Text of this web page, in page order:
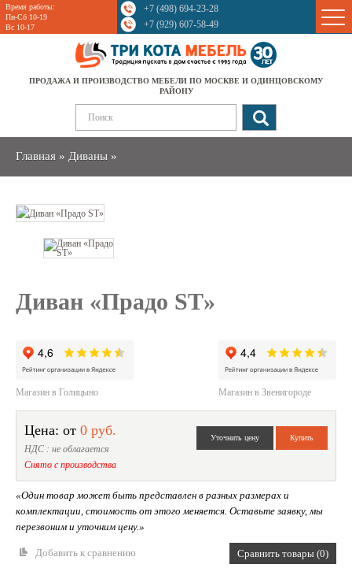
Время работы:
Пн-Сб 10-19
Вс 10-17
+7 (498) 694-23-28
+7 (929) 607-58-49
ПРОДАЖА И ПРОИЗВОДСТВО МЕБЕЛИ ПО МОСКВЕ И ОДИНЦОВСКОМУ
РАЙОНУ
Главная » Диваны »
Sale
Диван «Прадо ST»
Магазин в Голицыно Магазин в Звенигороде
Цена: от 0 руб.
НДС : не облагается
Снято с производства
«Один товар может быть представлен в разных размерах и
комплектации, стоимость от этого меняется. Оставьте заявку, мы
перезвоним и уточним цену.»
Добавить к сравнению Сравнить товары (0)